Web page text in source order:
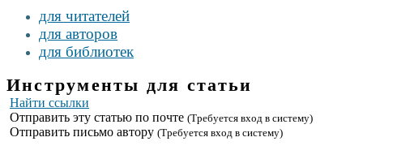
для читателей
для авторов
для библиотек
Инструменты для статьи
Найти ссылки
Отправить эту статью по почте (Требуется вход в систему)
Отправить письмо автору (Требуется вход в систему)